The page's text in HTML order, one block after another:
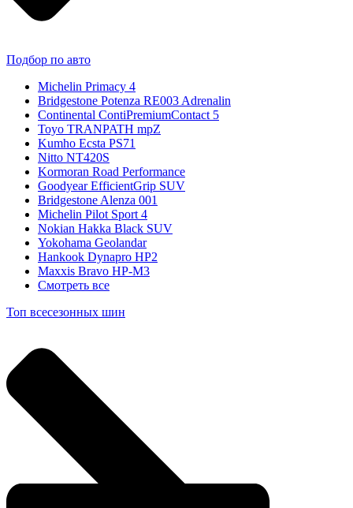
Подбор по авто
Michelin Primacy 4
Bridgestone Potenza RE003 Adrenalin
Continental ContiPremiumContact 5
Toyo TRANPATH mpZ
Kumho Ecsta PS71
Nitto NT420S
Kormoran Road Performance
Goodyear EfficientGrip SUV
Bridgestone Alenza 001
Michelin Pilot Sport 4
Nokian Hakka Black SUV
Yokohama Geolandar
Hankook Dynapro HP2
Maxxis Bravo HP-M3
Смотреть все
Топ всесезонных шин